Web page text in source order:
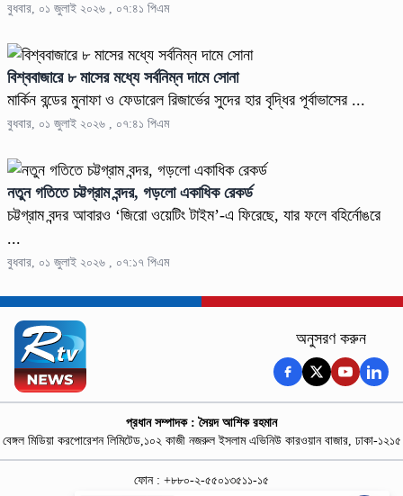
বুধবার, ০১ জুলাই ২০২৬ , ০৭:৪১ পিএম
বিশ্ববাজারে ৮ মাসের মধ্যে সর্বনিম্ন দামে সোনা
মার্কিন বন্ডের মুনাফা ও ফেডারেল রিজার্ভের সুদের হার বৃদ্ধির পূর্বাভাসের ...
বুধবার, ০১ জুলাই ২০২৬ , ০৭:৪১ পিএম
নতুন গতিতে চট্টগ্রাম বন্দর, গড়লো একাধিক রেকর্ড
চট্টগ্রাম বন্দর আবারও ‘জিরো ওয়েটিং টাইম’-এ ফিরেছে, যার ফলে বহির্নোঙরে
...
বুধবার, ০১ জুলাই ২০২৬ , ০৭:১৭ পিএম
অনুসরণ করুন
প্রধান সম্পাদক : সৈয়দ আশিক রহমান
বেঙ্গল মিডিয়া করপোরেশন লিমিটেড,১০২ কাজী নজরুল ইসলাম এভিনিউ কারওয়ান বাজার, ঢাকা-১২১৫
ফোন : +৮৮০-২-৫৫০১৩৫১১-১৫